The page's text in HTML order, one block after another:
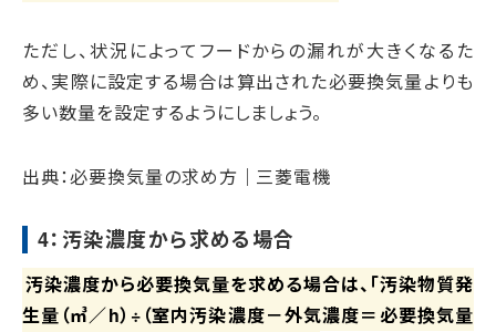
ただし、状況によってフードからの漏れが大きくなるた
め、実際に設定する場合は算出された必要換気量よりも
多い数量を設定するようにしましょう。
出典：必要換気量の求め方｜三菱電機
4：汚染濃度から求める場合
汚染濃度から必要換気量を求める場合は、「汚染物質発
生量（㎥／h）÷（室内汚染濃度－外気濃度＝必要換気量